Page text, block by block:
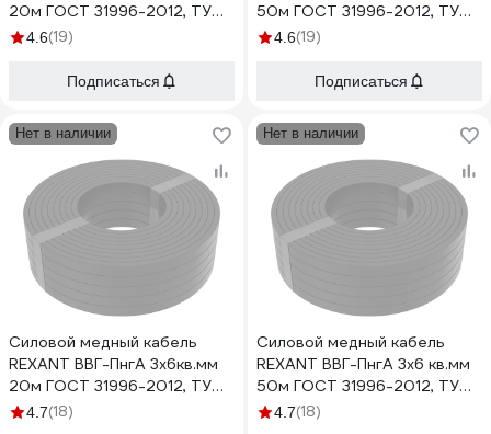
20м ГОСТ 31996-2012, ТУ
16-705.499-2010 01-8204-
4.6(19)
Подписаться
50м ГОСТ 31996-2012, ТУ
16-705.499-2010 01-8204-
4.6(19)
Подписаться
Нет в наличии
Силовой медный кабель
REXANT ВВГ-ПнгА 3x6кв.мм
20м ГОСТ 31996-2012, ТУ
16-705.499-2010 01-8214-
4.7(18)
Нет в наличии
Силовой медный кабель
REXANT ВВГ-ПнгА 3x6 кв.мм
50м ГОСТ 31996-2012, ТУ
16-705.499-2010 01-8214-
4.7(18)